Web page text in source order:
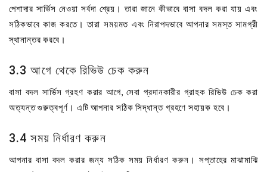
পেশাদার সার্ভিস নেওয়া সর্বদা শ্রেয়। তারা জানে কীভাবে বাসা বদল করা যায় এবং
সঠিকভাবে কাজ করতে। তারা সময়মত এবং নিরাপদভাবে আপনার সমস্ত সামগ্রী
স্থানান্তর করবে।
3.3 আগে থেকে রিভিউ চেক করুন
বাসা বদল সার্ভিস গ্রহণ করার আগে, সেবা প্রদানকারীর গ্রাহক রিভিউ চেক করা
অত্যন্ত গুরুত্বপূর্ণ। এটি আপনার সঠিক সিদ্ধান্ত গ্রহণে সহায়ক হবে।
3.4 সময় নির্ধারণ করুন
আপনার বাসা বদল করার জন্য সঠিক সময় নির্ধারণ করুন। সপ্তাহের মাঝামাঝি